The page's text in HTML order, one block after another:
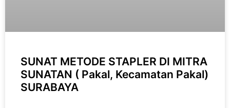
SUNAT METODE STAPLER DI MITRA
SUNATAN ( Pakal, Kecamatan Pakal)
SURABAYA